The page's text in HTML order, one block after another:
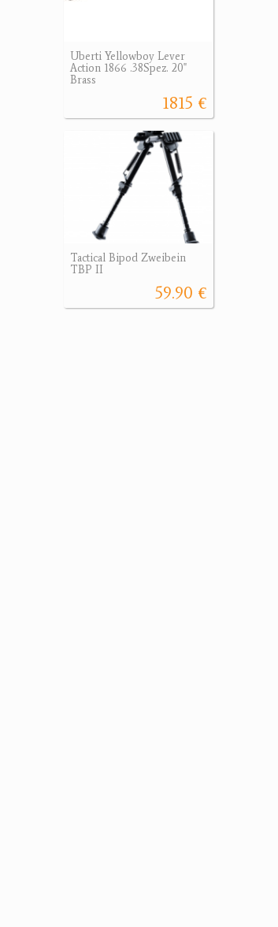
Uberti Yellowboy Lever
Action 1866 .38Spez. 20"
Brass
1815 €
Tactical Bipod Zweibein
TBP II
59.90 €